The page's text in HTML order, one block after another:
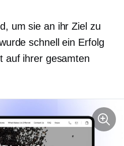
um sie an ihr Ziel zu
schnell ein Erfolg
auf ihrer gesamten